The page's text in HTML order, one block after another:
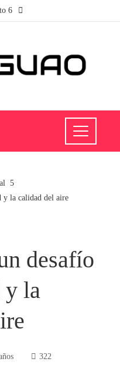
6
y la calidad del aire
desafío
y la
322